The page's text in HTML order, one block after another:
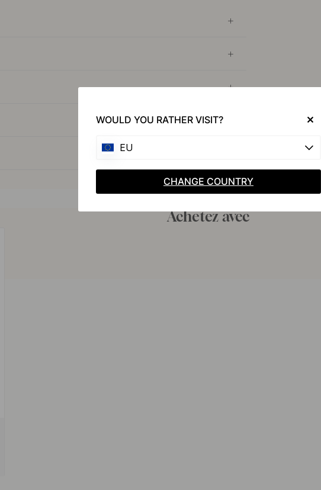
Achetez avec
WOULD YOU RATHER VISIT?
EU
CHANGE COUNTRY